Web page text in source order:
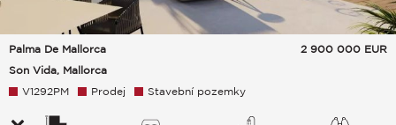
Palma De Mallorca
Son Vida, Mallorca
2 900 000 EUR
V1292PM Prodej Stavební pozemky